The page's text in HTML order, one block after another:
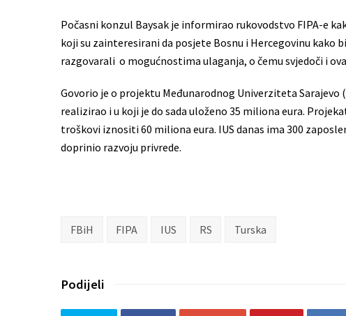
Počasni konzul Baysak je informirao rukovodstvo FIPA-e
koji su zainteresirani da posjete Bosnu i Hercegovinu kako
razgovarali o mogućnostima ulaganja, o čemu svjedoči i
Govorio je o projektu Međunarodnog Univerziteta Sarajevo
realizirao i u koji je do sada uloženo 35 miliona eura.
troškovi iznositi 60 miliona eura. IUS danas ima 300
doprinio razvoju privrede.
FBiH FIPA IUS RS Turska
Podijeli